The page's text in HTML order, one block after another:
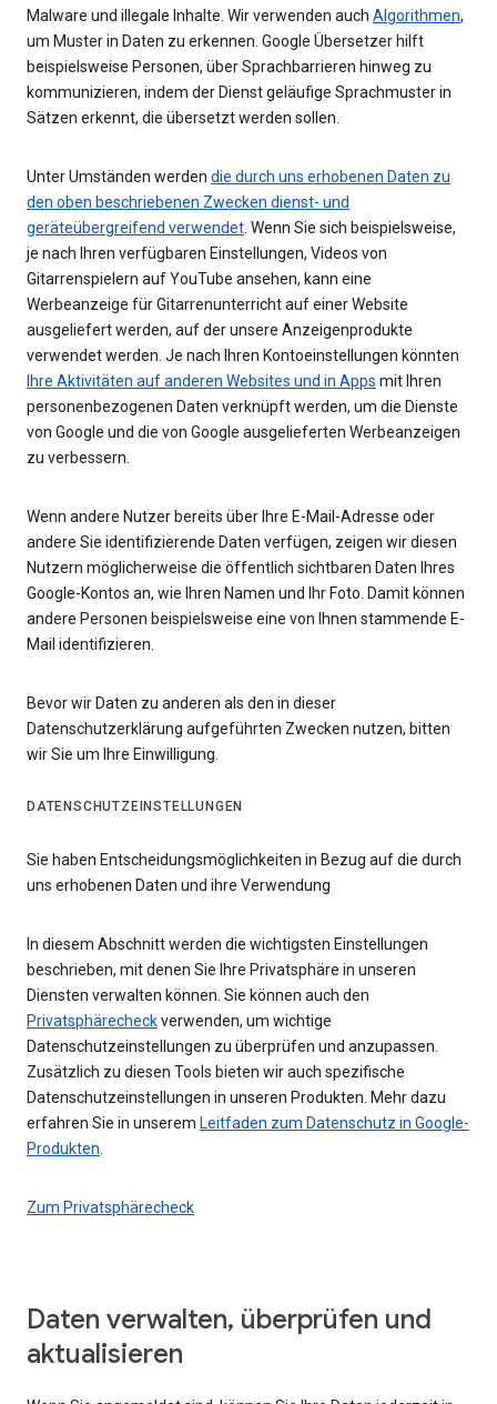
Malware und illegale Inhalte. Wir verwenden auch Algorithmen,
um Muster in Daten zu erkennen. Google Übersetzer hilft
beispielsweise Personen, über Sprachbarrieren hinweg zu
kommunizieren, indem der Dienst geläufige Sprachmuster in
Sätzen erkennt, die übersetzt werden sollen.
Unter Umständen werden die durch uns erhobenen Daten zu
den oben beschriebenen Zwecken dienst- und
geräteübergreifend verwendet . Wenn Sie sich beispielsweise,
je nach Ihren verfügbaren Einstellungen, Videos von
Gitarrenspielern auf YouTube ansehen, kann eine
Werbeanzeige für Gitarrenunterricht auf einer Website
ausgeliefert werden, auf der unsere Anzeigenprodukte
verwendet werden. Je nach Ihren Kontoeinstellungen könnten
Ihre Aktivitäten auf anderen Websites und in Apps mit Ihren
personenbezogenen Daten verknüpft werden, um die Dienste
von Google und die von Google ausgelieferten Werbeanzeigen
zu verbessern.
Wenn andere Nutzer bereits über Ihre E-Mail-Adresse oder
andere Sie identifizierende Daten verfügen, zeigen wir diesen
Nutzern möglicherweise die öffentlich sichtbaren Daten Ihres
Google-Kontos an, wie Ihren Namen und Ihr Foto. Damit können
andere Personen beispielsweise eine von Ihnen stammende E-
Mail identifizieren.
Bevor wir Daten zu anderen als den in dieser
Datenschutzerklärung aufgeführten Zwecken nutzen, bitten
wir Sie um Ihre Einwilligung.
DATENSCHUTZEINSTELLUNGEN
Sie haben Entscheidungsmöglichkeiten in Bezug auf die durch
uns erhobenen Daten und ihre Verwendung
In diesem Abschnitt werden die wichtigsten Einstellungen
beschrieben, mit denen Sie Ihre Privatsphäre in unseren
Diensten verwalten können. Sie können auch den
Privatsphärecheckverwenden, um wichtige
Datenschutzeinstellungen zu überprüfen und anzupassen.
Zusätzlich zu diesen Tools bieten wir auch spezifische
Datenschutzeinstellungen in unseren Produkten. Mehr dazu
erfahren Sie in unserem Leitfaden zum Datenschutz in Google-
Produkten
Zum Privatsphärecheck
Daten verwalten, überprüfen und
aktualisieren